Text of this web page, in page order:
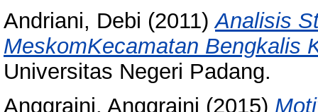
Andriani, Debi (2011)Analisis
MeskomKecamatan Bengkalis
Universitas Negeri Padang.
Anggraini, Anggraini (2015)